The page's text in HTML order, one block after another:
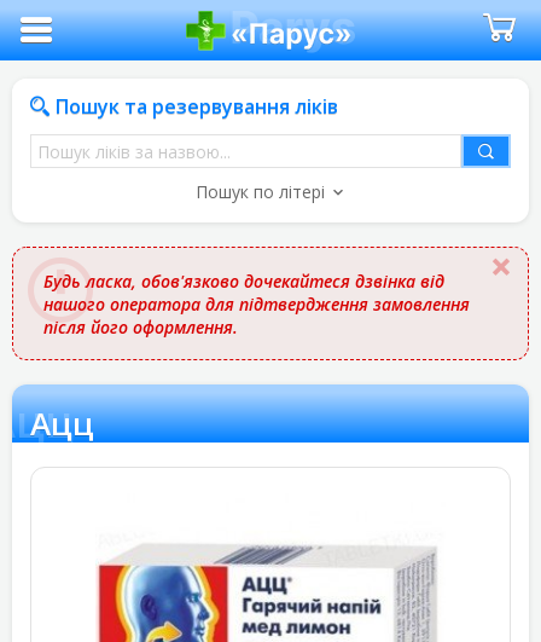
Пошук та резервування ліків
Пошук
ліків
назвою
Пошук по літері
Будь ласка, обов'язково дочекайтеся дзвінка від
нашого оператора для підтвердження замовлення
після його оформлення.
Ацц